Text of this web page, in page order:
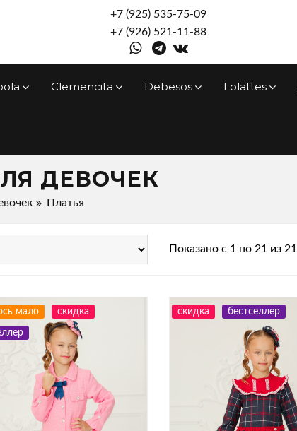
+7 (925) 535-75-09
+7 (926) 521-11-88
Clemencita Debesos Lolattes
ДЕВОЧЕК
Платья
Показано с 1 по 21 из 21
мало скидка скидка бестселлер